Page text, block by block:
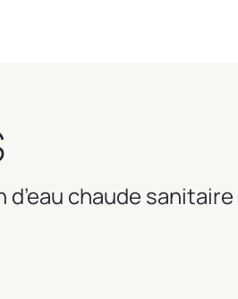
chaude sanitaire